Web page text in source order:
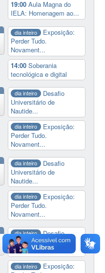
19:00Aula Magna do
IELA: Homenagem ao...
dia inteiro
Exposição:
Perder Tudo.
Novament...
14:00Soberania
tecnológica e digital
dia inteiro
Desafio
Universitário de
Nautide...
dia inteiro
Exposição:
Perder Tudo.
Novament...
dia inteiro
Desafio
Universitário de
Nautide...
dia inteiro
Exposição:
Perder Tudo.
Novament...
dia inteiro
Desafio
Universitário de
Nautide...
dia inteiro
Exposição: